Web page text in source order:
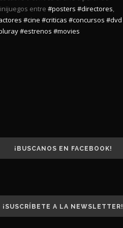
entre #posters #directores,
#cine #criticas #concursos #dvd
#estrenos #movies
¡BUSCANOS EN FACEBOOK!
¡SUSCRÍBETE A LA NEWSLETTER!